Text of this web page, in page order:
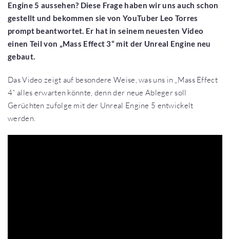
Engine 5 aussehen? Diese Frage haben wir uns auch schon
gestellt und bekommen sie von YouTuber Leo Torres
prompt beantwortet. Er hat in seinem neuesten Video
einen Teil von „Mass Effect 3“ mit der Unreal Engine neu
gebaut.
Das Video zeigt auf besondere Weise, was uns in „Mass Effect
4“ alles erwarten könnte, denn der neue Ableger soll
Gerüchten zufolge mit der Unreal Engine 5 entwickelt
werden.